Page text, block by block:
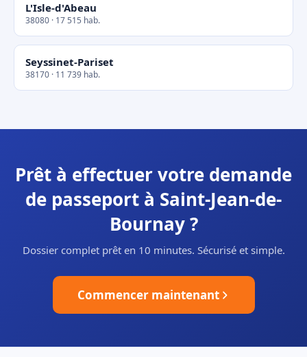
L'Isle-d'Abeau
38080 · 17 515 hab.
Seyssinet-Pariset
38170 · 11 739 hab.
Prêt à effectuer votre demande
de passeport à Saint-Jean-de-
Bournay ?
Dossier complet prêt en 10 minutes. Sécurisé et simple.
Commencer maintenant